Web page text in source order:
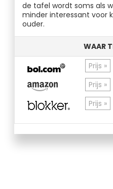
de tafel wordt soms als
minder interessant voor
ouder.
WAAR
Prijs »
Prijs »
Prijs »